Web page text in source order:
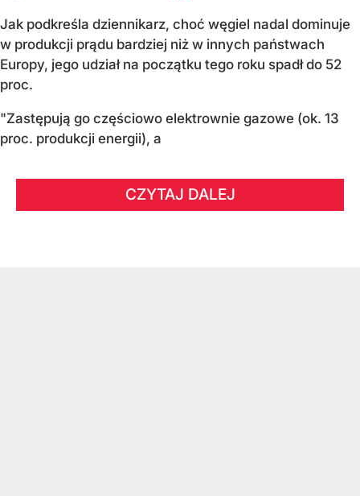
Jak podkreśla dziennikarz, choć węgiel nadal dominuje
w produkcji prądu bardziej niż w innych państwach
Europy, jego udział na początku tego roku spadł do 52
proc.
"Zastępują go częściowo elektrownie gazowe (ok. 13
proc. produkcji energii), a
CZYTAJ DALEJ